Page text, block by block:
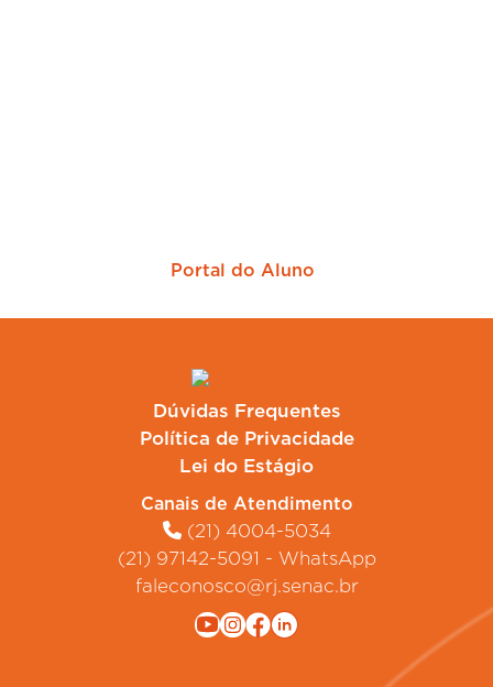
Portal do Aluno
Dúvidas Frequentes
Política de Privacidade
Lei do Estágio
Canais de Atendimento
(21) 4004-5034
(21) 97142-5091 - WhatsApp
faleconosco@rj.senac.br